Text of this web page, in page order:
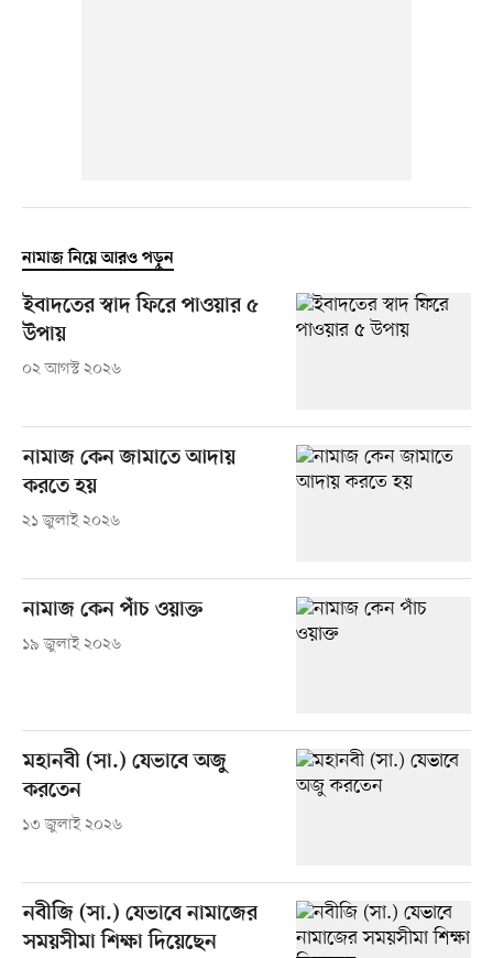
নামাজ নিয়ে আরও পড়ুন
ইবাদতের স্বাদ ফিরে পাওয়ার ৫
উপায়
০২ আগস্ট ২০২৬
নামাজ কেন জামাতে আদায়
করতে হয়
২১ জুলাই ২০২৬
নামাজ কেন পাঁচ ওয়াক্ত
১৯ জুলাই ২০২৬
মহানবী (সা.) যেভাবে অজু
করতেন
১৩ জুলাই ২০২৬
নবীজি (সা.) যেভাবে নামাজের
সময়সীমা শিক্ষা দিয়েছেন